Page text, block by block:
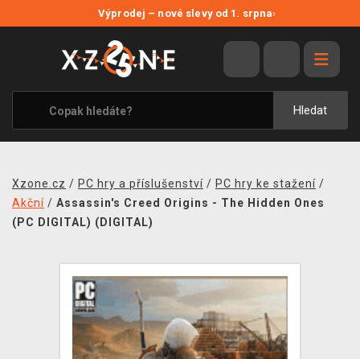
Výprodej – nové slevy od 1. srpna›
Hledat
VÝPRODEJ
VIDEOHRY
XZONE ORIGINALS
TÉMATIKY
MERCHANDISE
KONTAKT
PRODEJNY
Xzone.cz / PC hry a příslušenství / PC hry ke stažení /
Akční / Assassin's Creed Origins - The Hidden Ones
(PC DIGITAL) (DIGITAL)